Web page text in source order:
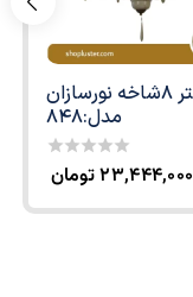
لوستر 8شاخه نورسازان
مدل:848
0
of
۲۳,۴۴۴,۰۰۰تومان